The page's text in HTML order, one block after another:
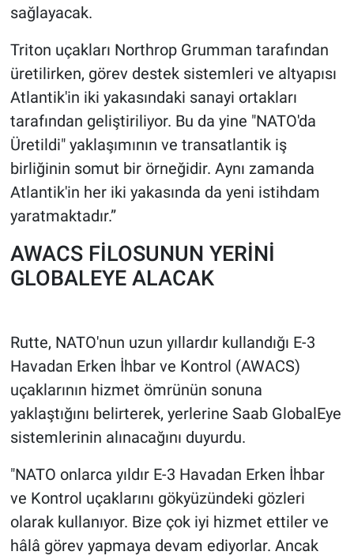
sağlayacak.
Triton uçakları Northrop Grumman tarafından
üretilirken, görev destek sistemleri ve altyapısı
Atlantik'in iki yakasındaki sanayi ortakları
tarafından geliştiriliyor. Bu da yine "NATO'da
Üretildi" yaklaşımının ve transatlantik iş
birliğinin somut bir örneğidir. Aynı zamanda
Atlantik'in her iki yakasında da yeni istihdam
yaratmaktadır.”
AWACS FİLOSUNUN YERİNİ
GLOBALEYE ALACAK
Rutte, NATO'nun uzun yıllardır kullandığı E-3
Havadan Erken İhbar ve Kontrol (AWACS)
uçaklarının hizmet ömrünün sonuna
yaklaştığını belirterek, yerlerine Saab GlobalEye
sistemlerinin alınacağını duyurdu.
"NATO onlarca yıldır E-3 Havadan Erken İhbar
ve Kontrol uçaklarını gökyüzündeki gözleri
olarak kullanıyor. Bize çok iyi hizmet ettiler ve
hâlâ görev yapmaya devam ediyorlar. Ancak